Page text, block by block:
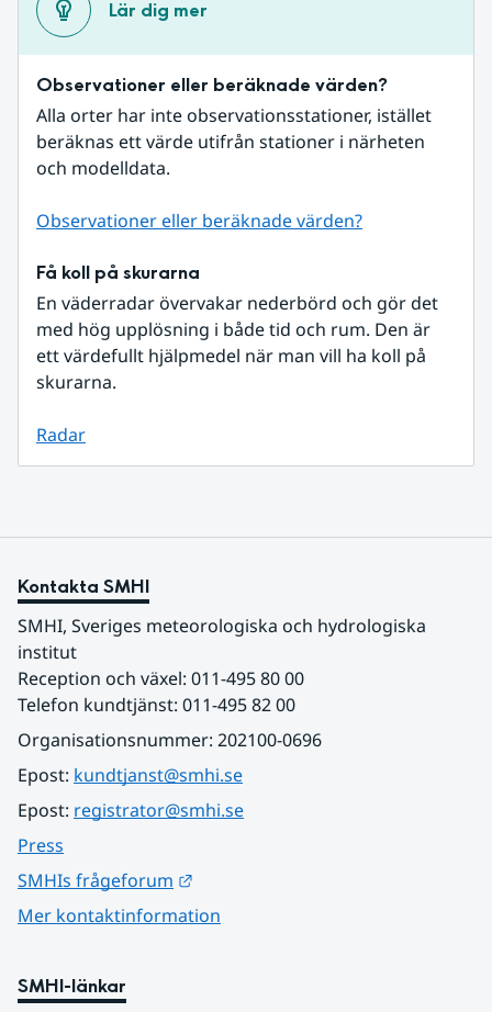
Lär dig mer
Observationer eller beräknade värden?
Alla orter har inte observationsstationer, istället
beräknas ett värde utifrån stationer i närheten
och modelldata.
Observationer eller beräknade värden?
Få koll på skurarna
En väderradar övervakar nederbörd och gör det
med hög upplösning i både tid och rum. Den är
ett värdefullt hjälpmedel när man vill ha koll på
skurarna.
Radar
Kontakta SMHI
SMHI, Sveriges meteorologiska och hydrologiska
institut
Reception och växel: 011-495 80 00
Telefon kundtjänst: 011-495 82 00
Organisationsnummer: 202100-0696
Epost: kundtjanst@smhi.se
Epost: registrator@smhi.se
Press
SMHIs frågeforum
Mer kontaktinformation
SMHI-länkar